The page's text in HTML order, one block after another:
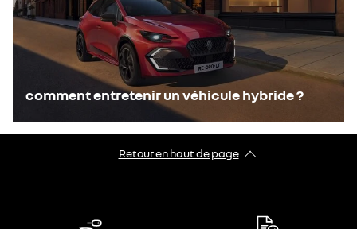
comment entretenir un véhicule hybride ?
Retour en haut de page